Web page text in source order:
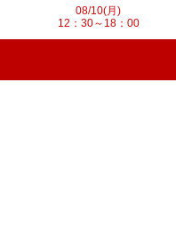
08/10(月)
12：30～18：00